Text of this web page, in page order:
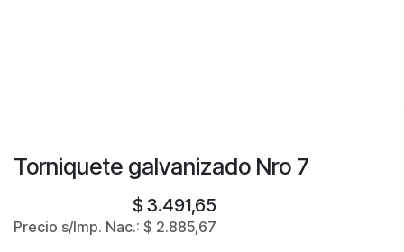
Torniquete galvanizado Nro 7
$ 3.491,65
Precio s/Imp. Nac.: $ 2.885,67